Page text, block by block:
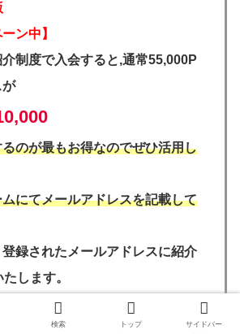
ン中】
制度で入会すると,通常55,000P
が
のが最もお得なのでぜひ活用し
にてメールアドレスを記載して
録されたメールアドレスに紹介
します。
応しました。DMは手動返信のため1日
。
検索 トップ サイドバー